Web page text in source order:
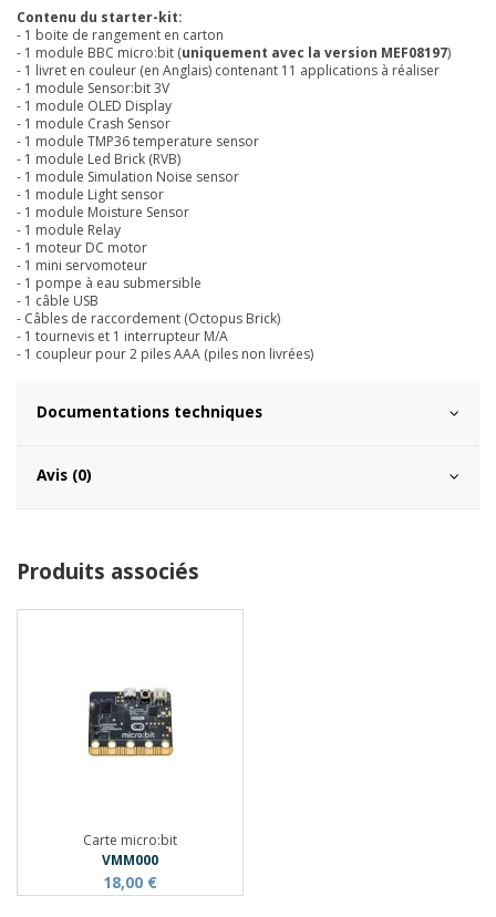
Contenu du starter-kit:
- 1 boite de rangement en carton
- 1 module BBC micro:bit (uniquement avec la version MEF08197)
- 1 livret en couleur (en Anglais) contenant 11 applications à réaliser
- 1 module Sensor:bit 3V
- 1 module OLED Display
- 1 module Crash Sensor
- 1 module TMP36 temperature sensor
- 1 module Led Brick (RVB)
- 1 module Simulation Noise sensor
- 1 module Light sensor
- 1 module Moisture Sensor
- 1 module Relay
- 1 moteur DC motor
- 1 mini servomoteur
- 1 pompe à eau submersible
- 1 câble USB
- Câbles de raccordement (Octopus Brick)
- 1 tournevis et 1 interrupteur M/A
- 1 coupleur pour 2 piles AAA (piles non livrées)
Documentations techniques
Avis (0)
Produits associés
Carte micro:bit
VMM000
18,00 €